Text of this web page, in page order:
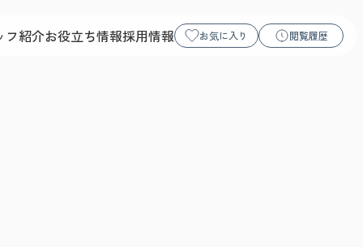
フ紹介お役立ち情報採用情報 お気に入り 閲覧履歴